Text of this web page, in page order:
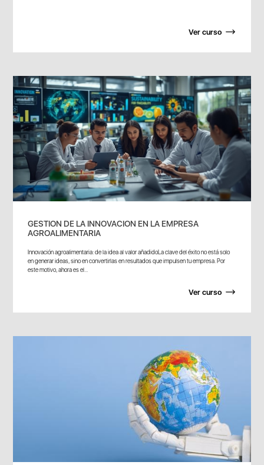
Ver curso
GESTION DE LA INNOVACION EN LA EMPRESA
AGROALIMENTARIA
Innovación agroalimentaria: de la idea al valor añadidoLa clave del éxito no está solo
en generar ideas, sino en convertirlas en resultados que impulsen tu empresa. Por
este motivo, ahora es el...
Ver curso